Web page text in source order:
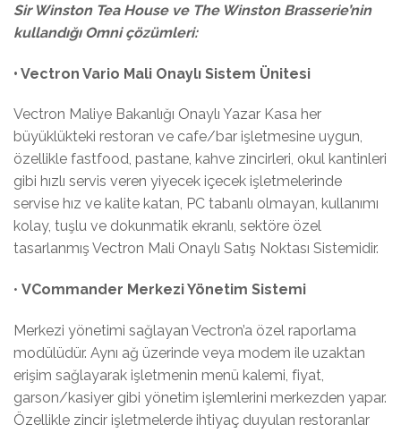
Sir Winston Tea House ve The Winston Brasserie’nin
kullandığı Omni çözümleri:
• Vectron Vario Mali Onaylı Sistem Ünitesi
Vectron Maliye Bakanlığı Onaylı Yazar Kasa her
büyüklükteki restoran ve cafe/bar işletmesine uygun,
özellikle fastfood, pastane, kahve zincirleri, okul kantinleri
gibi hızlı servis veren yiyecek içecek işletmelerinde
servise hız ve kalite katan, PC tabanlı olmayan, kullanımı
kolay, tuşlu ve dokunmatik ekranlı, sektöre özel
tasarlanmış Vectron Mali Onaylı Satış Noktası Sistemidir.
• VCommander Merkezi Yönetim Sistemi
Merkezi yönetimi sağlayan Vectron’a özel raporlama
modülüdür. Aynı ağ üzerinde veya modem ile uzaktan
erişim sağlayarak işletmenin menü kalemi, fiyat,
garson/kasiyer gibi yönetim işlemlerini merkezden yapar.
Özellikle zincir işletmelerde ihtiyaç duyulan restoranlar